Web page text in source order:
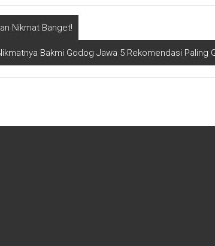
Nikmat Banget!
Bakmi Godog Jawa 5 Rekomendasi Paling